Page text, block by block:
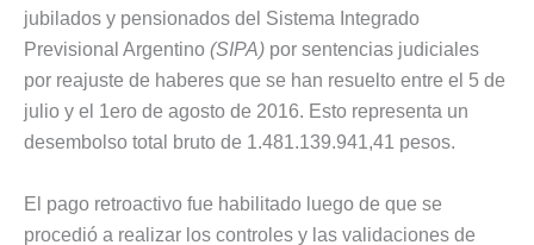
jubilados y pensionados del Sistema Integrado
Previsional Argentino (SIPA) por sentencias judiciales
por reajuste de haberes que se han resuelto entre el 5 de
julio y el 1ero de agosto de 2016. Esto representa un
desembolso total bruto de 1.481.139.941,41 pesos.
El pago retroactivo fue habilitado luego de que se
procedió a realizar los controles y las validaciones de